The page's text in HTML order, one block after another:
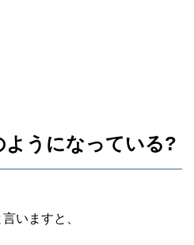
ようになっている?
いますと、